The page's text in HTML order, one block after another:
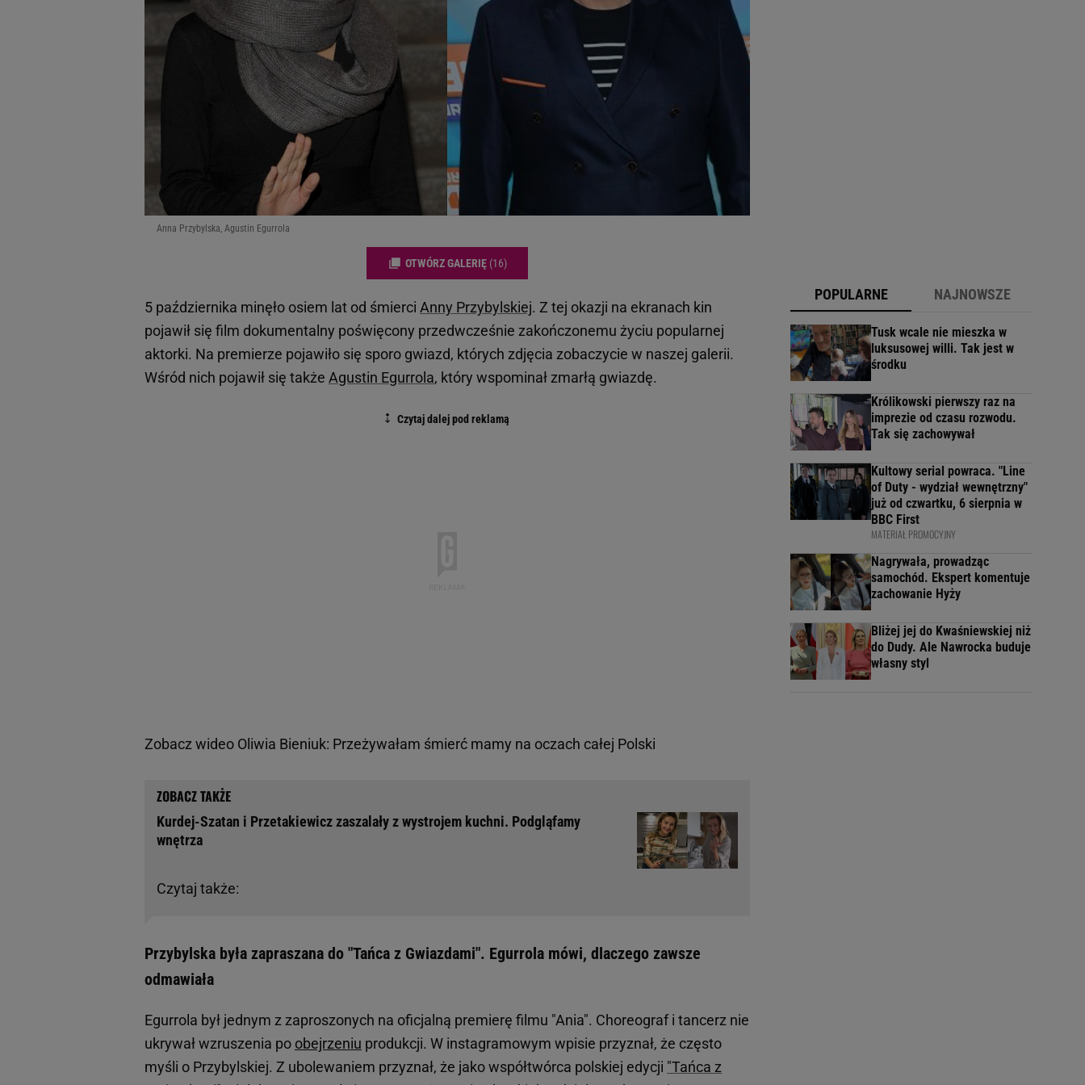
Anna Przybylska, Agustin Egurrola
OTWÓRZ GALERIĘ (16)
5 października minęło osiem lat od śmierci Anny Przybylskiej. Z tej okazji na ekranach kin
pojawił się film dokumentalny poświęcony przedwcześnie zakończonemu życiu popularnej
aktorki. Na premierze pojawiło się sporo gwiazd, których zdjęcia zobaczycie w naszej galerii.
Wśród nich pojawił się także Agustin Egurrola, który wspominał zmarłą gwiazdę.
Zobacz wideo Oliwia Bieniuk: Przeżywałam śmierć mamy na oczach całej Polski
Czytaj także:
Kurdej-Szatan i Przetakiewicz zaszalały z wystrojem kuchni. Podgląfamy
wnętrza
Przybylska była zapraszana do "Tańca z Gwiazdami". Egurrola mówi, dlaczego zawsze
odmawiała
Egurrola był jednym z zaproszonych na oficjalną premierę filmu "Ania". Choreograf i tancerz nie
ukrywał wzruszenia po obejrzeniu produkcji. W instagramowym wpisie przyznał, że często
myśli o Przybylskiej. Z ubolewaniem przyznał, że jako współtwórca polskiej edycji "Tańca z
POPULARNE NAJNOWSZE
Tusk wcale nie mieszka w
luksusowej willi. Tak jest w
środku
Królikowski pierwszy raz na
imprezie od czasu rozwodu.
Tak się zachowywał
Kultowy serial powraca. "Line
of Duty - wydział wewnętrzny"
już od czwartku, 6 sierpnia w
BBC First
MATERIAŁ PROMOCYJNY
Nagrywała, prowadząc
samochód. Ekspert komentuje
zachowanie Hyży
Bliżej jej do Kwaśniewskiej niż
do Dudy. Ale Nawrocka buduje
własny styl